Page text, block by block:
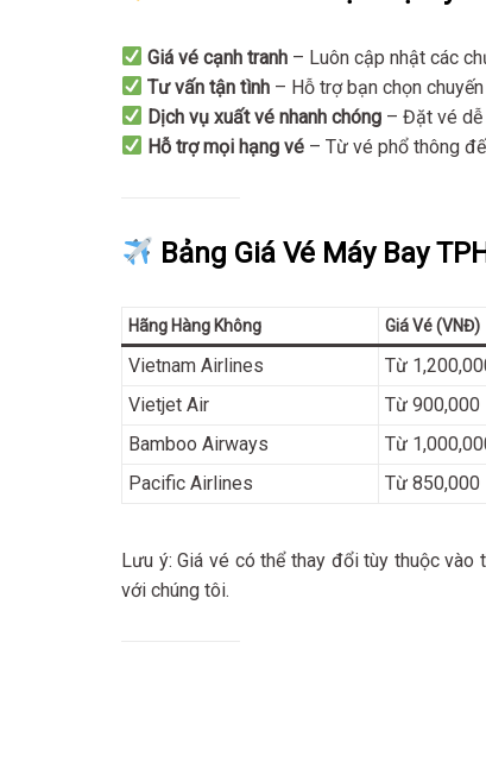
Giá vé cạnh tranh – Luôn cập nhật các
Tư vấn tận tình – Hỗ trợ bạn chọn
Dịch vụ xuất vé nhanh chóng – Đặt vé dễ
Hỗ trợ mọi hạng vé – Từ vé phổ thông
Bảng Giá Vé Máy Bay
Hãng Hàng Không Giá Vé (VNĐ)
Vietnam Airlines Từ
Vietjet Air
Từ 900,000
Bamboo Airways
Từ
Pacific Airlines
Từ 850,000
Lưu ý: Giá vé có thể thay đổi tùy thuộc
với chúng tôi.